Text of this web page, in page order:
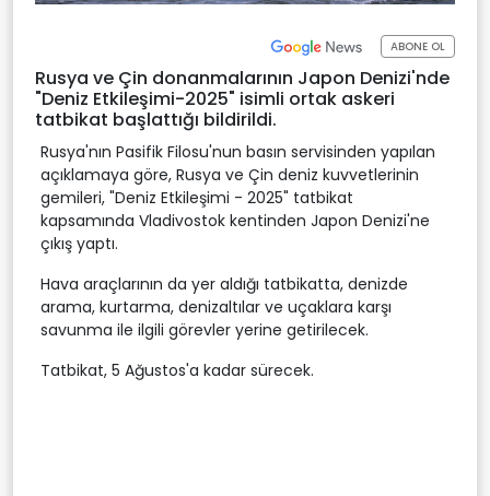
ABONE OL
Rusya ve Çin donanmalarının Japon Denizi'nde
"Deniz Etkileşimi-2025" isimli ortak askeri
tatbikat başlattığı bildirildi.
Rusya'nın Pasifik Filosu'nun basın servisinden yapılan
açıklamaya göre, Rusya ve Çin deniz kuvvetlerinin
gemileri, "Deniz Etkileşimi - 2025" tatbikat
kapsamında Vladivostok kentinden Japon Denizi'ne
çıkış yaptı.
Hava araçlarının da yer aldığı tatbikatta, denizde
arama, kurtarma, denizaltılar ve uçaklara karşı
savunma ile ilgili görevler yerine getirilecek.
Tatbikat, 5 Ağustos'a kadar sürecek.